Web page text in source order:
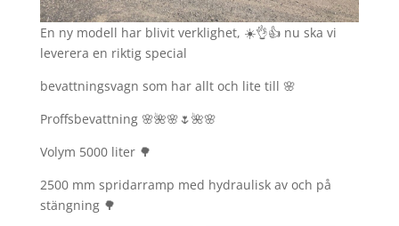
En ny modell har blivit verklighet, ☀️👌👍 nu ska vi
leverera en riktig special
bevattningsvagn som har allt och lite till 🌸
Proffsbevattning 🌸🌺🌸🌷🌺🌸
Volym 5000 liter 🌳
2500 mm spridarramp med hydraulisk av och på
stängning 🌳